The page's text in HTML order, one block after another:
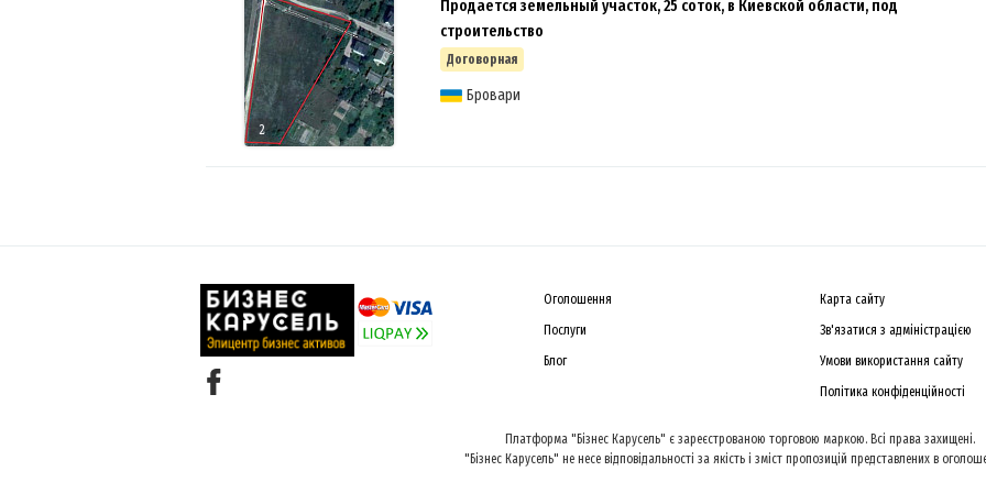
2
Продается земельный участок, 25 соток, в Киевской области, под
строительство
Договорная
Бровари
Оголошення
Послуги
Блог
Карта сайту
Зв'язатися з адміністрацією
Умови використання сайту
Політика конфіденційності
Платформа "Бізнес Карусель" є зареєстрованою торговою маркою. Всі права захищені.
"Бізнес Карусель" не несе відповідальності за якість і зміст пропозицій представлених в